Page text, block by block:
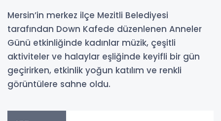
Mersin’in merkez ilçe Mezitli Belediyesi
tarafından Down Kafede düzenlenen Anneler
Günü etkinliğinde kadınlar müzik, çeşitli
aktiviteler ve halaylar eşliğinde keyifli bir gün
geçirirken, etkinlik yoğun katılım ve renkli
görüntülere sahne oldu.